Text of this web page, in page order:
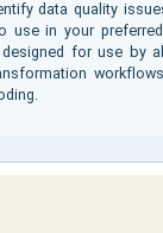
data quality
use in your
designed for use by